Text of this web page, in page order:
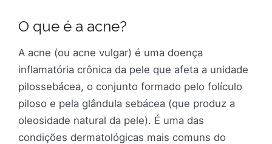
O que é a acne?
A acne (ou acne vulgar) é uma doença
inflamatória crônica da pele que afeta a unidade
pilossebácea, o conjunto formado pelo folículo
piloso e pela glândula sebácea (que produz a
oleosidade natural da pele). É uma das
condições dermatológicas mais comuns do